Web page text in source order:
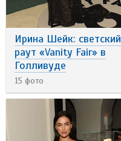
Ирина Шейк: светский
раут «Vanity Fair» в
Голливуде
15 фото